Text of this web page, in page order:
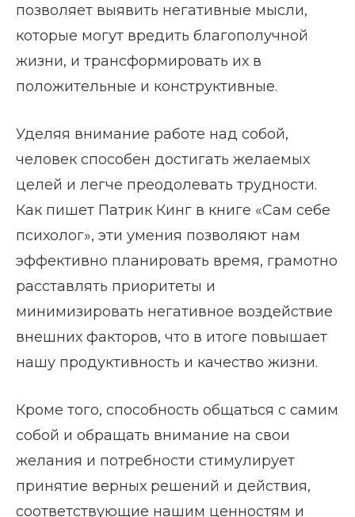
позволяет выявить негативные мысли,
которые могут вредить благополучной
жизни, и трансформировать их в
положительные и конструктивные.
Уделяя внимание работе над собой,
человек способен достигать желаемых
целей и легче преодолевать трудности.
Как пишет Патрик Кинг в книге «Сам себе
психолог», эти умения позволяют нам
эффективно планировать время, грамотно
расставлять приоритеты и
минимизировать негативное воздействие
внешних факторов, что в итоге повышает
нашу продуктивность и качество жизни.
Кроме того, способность общаться с самим
собой и обращать внимание на свои
желания и потребности стимулирует
принятие верных решений и действия,
соответствующие нашим ценностям и